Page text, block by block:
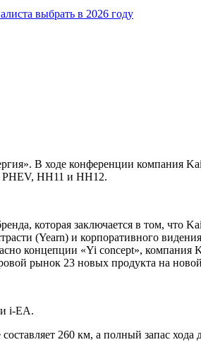
выбрать в 2026 году
В ходе конференции компания
PHEV, HH11 и HH12.
которая заключается в том, что
(Yearn) и корпоративного
концепции «Yi concept», компания
рынок 23 новых продукта на
i-EA.
260 км, а полный запас хода